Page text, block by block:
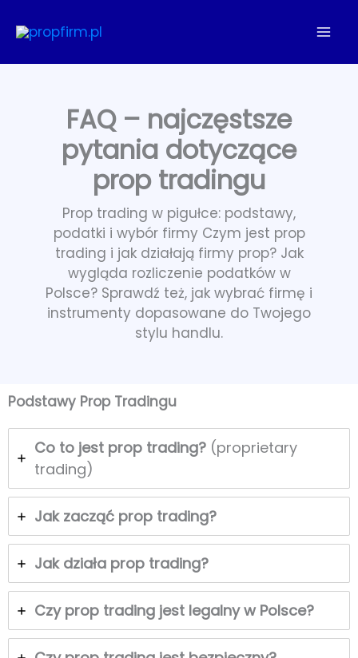
do
FAQ – najczęstsze
pytania dotyczące
prop tradingu
Prop trading w pigułce: podstawy,
podatki i wybór firmy Czym jest prop
trading i jak działają firmy prop? Jak
wygląda rozliczenie podatków w
Polsce? Sprawdź też, jak wybrać firmę i
instrumenty dopasowane do Twojego
stylu handlu.
Podstawy Prop Tradingu
Co to jest prop trading? (proprietary
trading)
Jak zacząć prop trading?
Jak działa prop trading?
Czy prop trading jest legalny w Polsce?